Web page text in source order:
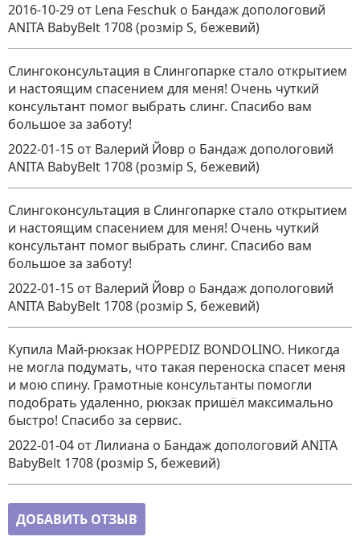
2016-10-29 от Lena Feschuk о Бандаж допологовий
ANITA BabyBelt 1708 (розмір S, бежевий)
Слингоконсультация в Слингопарке стало открытием
и настоящим спасением для меня! Очень чуткий
консультант помог выбрать слинг. Спасибо вам
большое за заботу!
2022-01-15 от Валерий Йовр о Бандаж допологовий
ANITA BabyBelt 1708 (розмір S, бежевий)
Слингоконсультация в Слингопарке стало открытием
и настоящим спасением для меня! Очень чуткий
консультант помог выбрать слинг. Спасибо вам
большое за заботу!
2022-01-15 от Валерий Йовр о Бандаж допологовий
ANITA BabyBelt 1708 (розмір S, бежевий)
Купила Май-рюкзак HOPPEDIZ BONDOLINO. Никогда
не могла подумать, что такая переноска спасет меня
и мою спину. Грамотные консультанты помогли
подобрать удаленно, рюкзак пришёл максимально
быстро! Спасибо за сервис.
2022-01-04 от Лилиана о Бандаж допологовий ANITA
BabyBelt 1708 (розмір S, бежевий)
ДОБАВИТЬ ОТЗЫВ